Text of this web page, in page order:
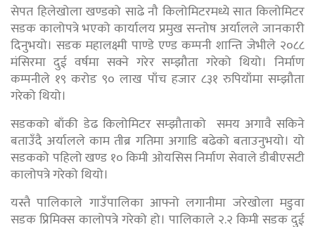
सेपत हिलेखोला खण्डको साढे नौ किलोमिटरमध्ये सात किलोमिटर
सडक कालोपत्रे भएको कार्यालय प्रमुख सन्तोष अर्यालले जानकारी
दिनुभयो। सडक महालक्ष्मी पाण्डे एण्ड कम्पनी शान्ति जेभीले २०८८
मंसिरमा दुई वर्षमा सक्ने गरेर सम्झौता गरेको थियो। निर्माण
कम्पनीले १९ करोड ९० लाख पाँच हजार ८३१ रुपियाँमा सम्झौता
गरेको थियो।
सडकको बाँकी डेढ किलोमिटर सम्झौताको समय अगावै सकिने
बताउँदै अर्यालले काम तीब्र गतिमा अगाडि बढेको बताउनुभयो। यो
सडकको पहिलो खण्ड १० किमी ओयसिस निर्माण सेवाले डीबीएसटी
कालोपत्रे गरेको थियो।
यस्तै पालिकाले गाउँपालिका आफ्नो लगानीमा जरेखोला मडुवा
सडक प्रिमिक्स कालोपत्रे गरेको हो। पालिकाले २.२ किमी सडक दुई